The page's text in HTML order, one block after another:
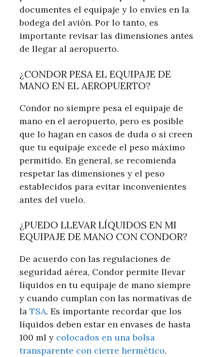
documentes el equipaje y lo envíes en la
bodega del avión. Por lo tanto, es
importante revisar las dimensiones antes
de llegar al aeropuerto.
¿CONDOR PESA EL EQUIPAJE DE
MANO EN EL AEROPUERTO?
Condor no siempre pesa el equipaje de
mano en el aeropuerto, pero es posible
que lo hagan en casos de duda o si creen
que tu equipaje excede el peso máximo
permitido. En general, se recomienda
respetar las dimensiones y el peso
establecidos para evitar inconvenientes
antes del vuelo.
¿PUEDO LLEVAR LÍQUIDOS EN MI
EQUIPAJE DE MANO CON CONDOR?
De acuerdo con las regulaciones de
seguridad aérea, Condor permite llevar
líquidos en tu equipaje de mano siempre
y cuando cumplan con las normativas de
la TSA. Es importante recordar que los
líquidos deben estar en envases de hasta
100 ml y colocados en una bolsa
transparente con cierre hermético.